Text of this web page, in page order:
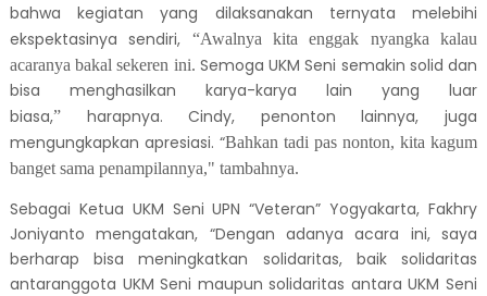
bahwa kegiatan yang dilaksanakan ternyata melebihi
ekspektasinya sendiri,
“Awalnya kita enggak nyangka kalau
acaranya bakal sekeren ini. Semoga UKM Seni semakin solid dan
bisa menghasilkan karya-karya lain yang luar
biasa,”harapnya. Cindy, penonton lainnya, juga
mengungkapkan apresiasi. “Bahkan tadi pas nonton, kita kagum
banget sama penampilannya," tambahnya.
Sebagai Ketua UKM Seni UPN “Veteran” Yogyakarta, Fakhry
Joniyanto mengatakan, “Dengan adanya acara ini, saya
berharap bisa meningkatkan solidaritas, baik solidaritas
antaranggota UKM Seni maupun solidaritas antara UKM Seni